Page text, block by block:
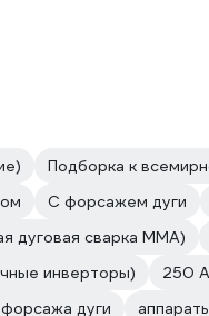
Подборка к
С форсажем дуги
дуговая сварка MMA)
инверторы) 250 А
дуги